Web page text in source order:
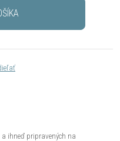
ihneď pripravených na